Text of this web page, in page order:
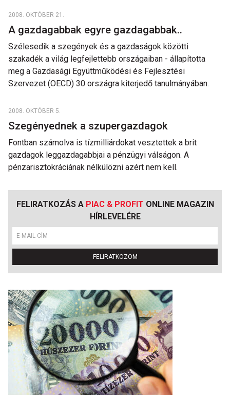
2008. OKTÓBER 21.
A gazdagabbak egyre gazdagabbak..
Szélesedik a szegények és a gazdaságok közötti
szakadék a világ legfejlettebb országaiban - állapította
meg a Gazdasági Együttműködési és Fejlesztési
Szervezet (OECD) 30 országra kiterjedő tanulmányában.
2008. OKTÓBER 5.
Szegényednek a szupergazdagok
Fontban számolva is tízmilliárdokat vesztettek a brit
gazdagok leggazdagabbjai a pénzügyi válságon. A
pénzarisztokráciának nélkülözni azért nem kell.
FELIRATKOZÁS A PIAC & PROFIT ONLINE MAGAZIN
HÍRLEVELÉRE
FELIRATKOZOM